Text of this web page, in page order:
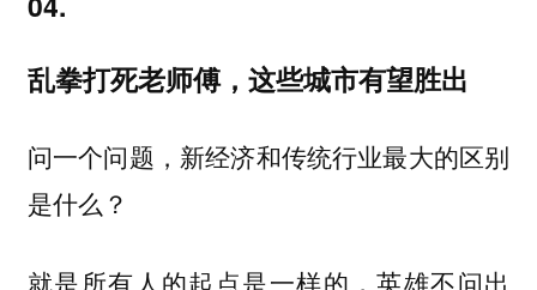
乱拳打死老师傅，这些城市有望胜出
问一个问题， 新经济和传统行业最大的区别
是什么？
就是所有人的起点是一样的，英雄不问出